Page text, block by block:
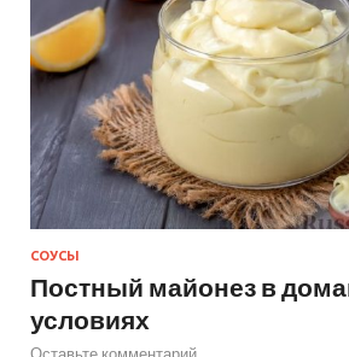
СОУСЫ
Постный майонез в
условиях